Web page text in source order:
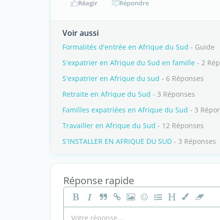
Réagir Répondre
Voir aussi
Formalités d'entrée en Afrique du Sud - Guide
S'expatrier en Afrique du Sud en famille - 2
S'expatrier en Afrique du sud - 6 Réponses
Retraite en Afrique du Sud - 3 Réponses
Familles expatriées en Afrique du Sud - 3
Travailler en Afrique du Sud - 12 Réponses
S'INSTALLER EN AFRIQUE DU SUD - 3 Réponses
Réponse rapide